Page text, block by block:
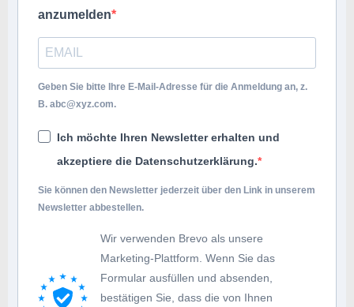
anzumelden
Geben Sie bitte Ihre E-Mail-Adresse für die Anmeldung an, z.
B. abc@xyz.com.
Ich möchte Ihren Newsletter erhalten und
akzeptiere die Datenschutzerklärung.
Sie können den Newsletter jederzeit über den Link in unserem
Newsletter abbestellen.
Wir verwenden Brevo als unsere
Marketing-Plattform. Wenn Sie das
Formular ausfüllen und absenden,
bestätigen Sie, dass die von Ihnen